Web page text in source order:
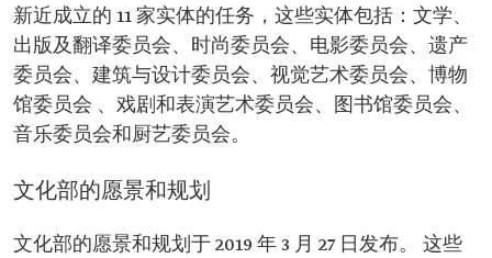
新近成立的 11 家实体的任务，这些实体包括：文学、
出版及翻译委员会、时尚委员会、电影委员会、遗产
委员会、建筑与设计委员会、视觉艺术委员会、博物
馆委员会 、戏剧和表演艺术委员会、图书馆委员会、
音乐委员会和厨艺委员会。
文化部的愿景和规划
文化部的愿景和规划于 2019 年 3 月 27 日发布。 这些